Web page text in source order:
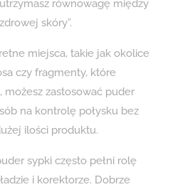
równowagę między
skóry”.
miejsca, takie jak okolice
czy fragmenty, które
możesz zastosować puder
na kontrolę połysku bez
ilości produktu.
sypki często pełni rolę
i korektorze. Dobrze